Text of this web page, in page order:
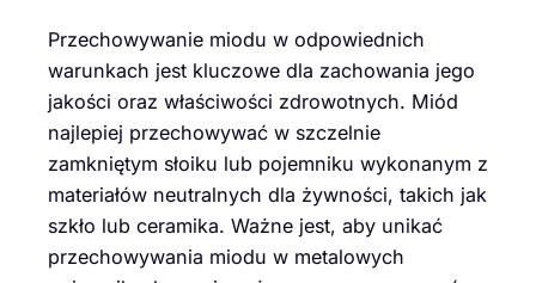
Przechowywanie miodu w odpowiednich
warunkach jest kluczowe dla zachowania jego
jakości oraz właściwości zdrowotnych. Miód
najlepiej przechowywać w szczelnie
zamkniętym słoiku lub pojemniku wykonanym z
materiałów neutralnych dla żywności, takich jak
szkło lub ceramika. Ważne jest, aby unikać
przechowywania miodu w metalowych